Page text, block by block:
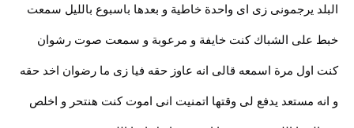
البلد يرجمونى زى اى واحدة خاطية و بعدها باسبوع بالليل سمعت
خبط على الشباك كنت خايفة و مرعوبة و سمعت صوت رشوان
كنت اول مرة اسمعه قالى انه عاوز حقه فيا زى ما رضوان اخد حقه
و انه مستعد يدفع لى وقتها اتمنيت انى اموت كنت هنتحر و اخلص